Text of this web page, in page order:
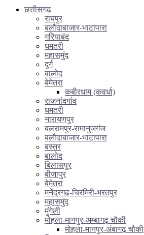
छत्तीसगढ़
रायपुर
बलौदाबाजार-भाटापारा
गरियाबंद
धमतरी
महासमुंद
दुर्ग
बालोद
बेमेतरा
कबीरधाम (कवर्धा)
राजनांदगांव
धमतरी
नारायणपुर
बलरामपुर-रामानुजगंज
बलौदाबाजार-भाटापारा
बस्तर
बालोद
बिलासपुर
बीजापुर
बेमेतरा
मनेंद्रगढ़-चिरमिरी-भरतपुर
महासमुंद
मुंगेली
मोहला-मानपुर-अम्बागढ़ चौकी
मोहला-मानपुर-अंबागढ़ चौकी